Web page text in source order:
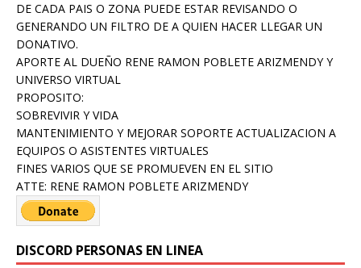
DE CADA PAIS O ZONA PUEDE ESTAR REVISANDO O
GENERANDO UN FILTRO DE A QUIEN HACER LLEGAR UN
DONATIVO.
APORTE AL DUEÑO RENE RAMON POBLETE ARIZMENDY Y
UNIVERSO VIRTUAL
PROPOSITO:
SOBREVIVIR Y VIDA
MANTENIMIENTO Y MEJORAR SOPORTE ACTUALIZACION A
EQUIPOS O ASISTENTES VIRTUALES
FINES VARIOS QUE SE PROMUEVEN EN EL SITIO
ATTE: RENE RAMON POBLETE ARIZMENDY
DISCORD PERSONAS EN LINEA